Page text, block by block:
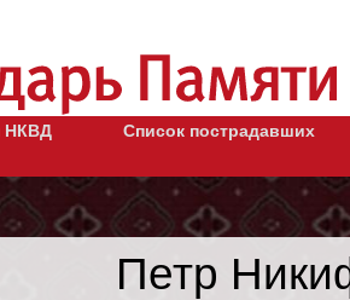
НКВД
Список пострадавших
Петр